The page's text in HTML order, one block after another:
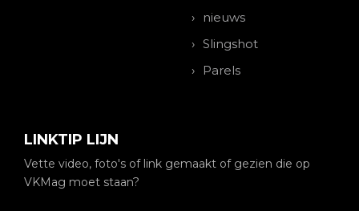
nieuws
Slingshot
Parels
LINKTIP LIJN
Vette video, foto's of link gemaakt of gezien die op
VKMag moet staan?